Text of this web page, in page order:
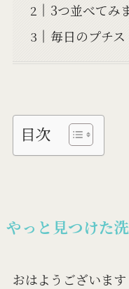
3つ並べてみ
毎日のプチ
目次
やっと見つけた
おはようございます